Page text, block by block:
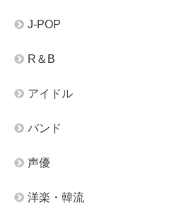
J-POP
R＆B
アイドル
バンド
声優
洋楽・韓流